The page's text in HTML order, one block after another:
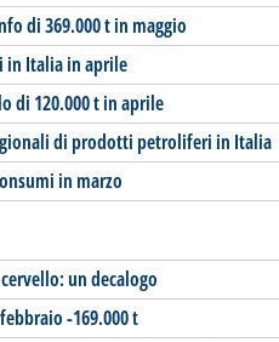
di 369.000 t in maggio
in Italia in aprile
di 120.000 t in aprile
di prodotti petroliferi in Italia
in marzo
un decalogo
-169.000 t